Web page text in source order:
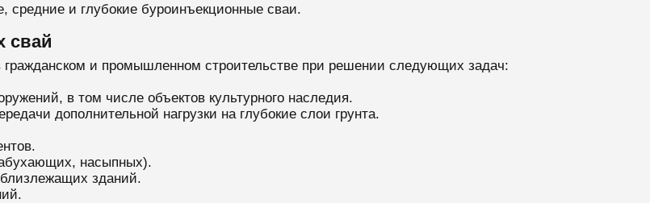
средние и глубокие буроинъекционные сваи.
свай
и промышленном строительстве при решении следующих задач:
в том числе объектов культурного наследия.
дополнительной нагрузки на глубокие слои грунта.
насыпных).
зданий.